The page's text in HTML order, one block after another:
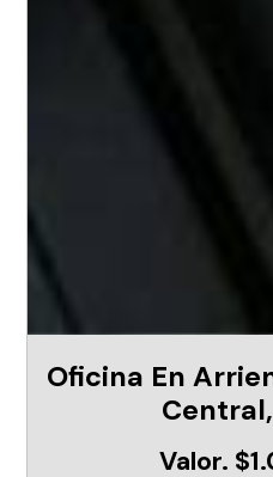
Oficina En
Valor.